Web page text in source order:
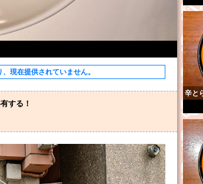
現在提供されていません。
する！
辛と